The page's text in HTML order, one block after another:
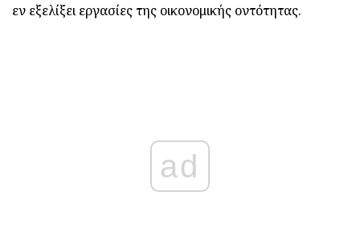
εν εξελίξει εργασίες της οικονομικής οντότητας.
ad